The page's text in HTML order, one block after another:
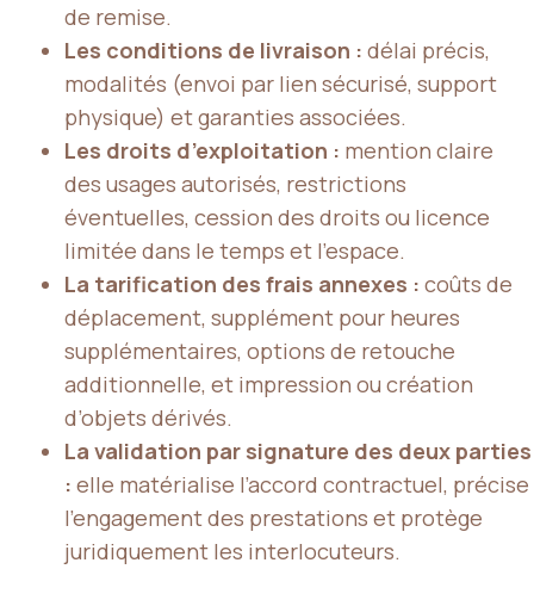
de remise.
Les conditions de livraison : délai précis,
modalités (envoi par lien sécurisé, support
physique) et garanties associées.
Les droits d’exploitation : mention claire
des usages autorisés, restrictions
éventuelles, cession des droits ou licence
limitée dans le temps et l’espace.
La tarification des frais annexes : coûts de
déplacement, supplément pour heures
supplémentaires, options de retouche
additionnelle, et impression ou création
d’objets dérivés.
La validation par signature des deux parties
: elle matérialise l’accord contractuel, précise
l’engagement des prestations et protège
juridiquement les interlocuteurs.